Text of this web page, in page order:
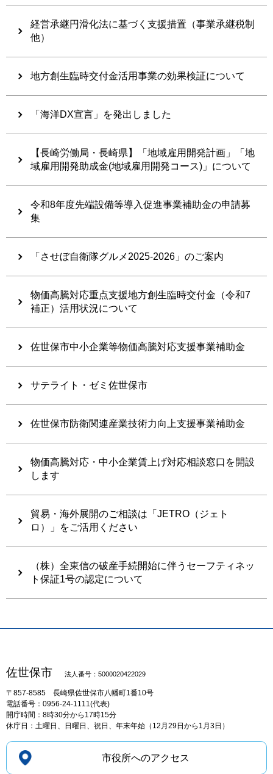
経営承継円滑化法に基づく支援措置（事業承継税制
他）
地方創生臨時交付金活用事業の効果検証について
「海洋DX宣言」を発出しました
【長崎労働局・長崎県】「地域雇用開発計画」「地
域雇用開発助成金(地域雇用開発コース)」について
令和8年度先端設備等導入促進事業補助金の申請募
集
「させぼ自衛隊グルメ2025-2026」のご案内
物価高騰対応重点支援地方創生臨時交付金（令和7
補正）活用状況について
佐世保市中小企業等物価高騰対応支援事業補助金
サテライト・ゼミ佐世保市
佐世保市防衛関連産業技術力向上支援事業補助金
物価高騰対応・中小企業賃上げ対応相談窓口を開設
します
貿易・海外展開のご相談は「JETRO（ジェト
ロ）」をご活用ください
（株）全東信の破産手続開始に伴うセーフティネッ
ト保証1号の認定について
佐世保市 法人番号：5000020422029
〒857-8585 長崎県佐世保市八幡町1番10号
電話番号：0956-24-1111(代表)
開庁時間：8時30分から17時15分
休庁日：土曜日、日曜日、祝日、年末年始（12月29日から1月3日）
市役所へのアクセス